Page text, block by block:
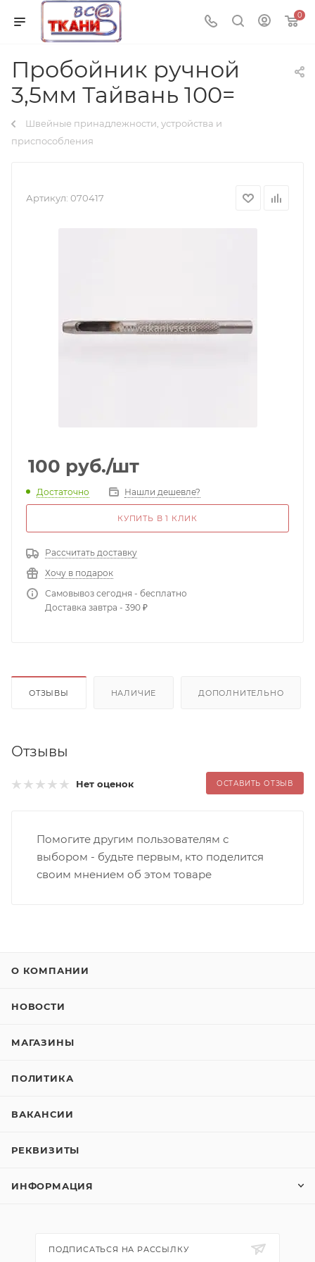
0
Пробойник ручной
3,5мм Тайвань 100=
Швейные принадлежности, устройства и
приспособления
Артикул: 070417
100 руб./шт
Достаточно Нашли дешевле?
КУПИТЬ В 1 КЛИК
Рассчитать доставку
Хочу в подарок
Самовывоз сегодня - бесплатно
Доставка завтра - 390 ₽
ОТЗЫВЫ НАЛИЧИЕ ДОПОЛНИТЕЛЬНО
Отзывы
Нет оценок ОСТАВИТЬ ОТЗЫВ
Помогите другим пользователям с
выбором - будьте первым, кто поделится
своим мнением об этом товаре
О КОМПАНИИ
НОВОСТИ
МАГАЗИНЫ
ПОЛИТИКА
ВАКАНСИИ
РЕКВИЗИТЫ
ИНФОРМАЦИЯ
ПОДПИСАТЬСЯ НА РАССЫЛКУ